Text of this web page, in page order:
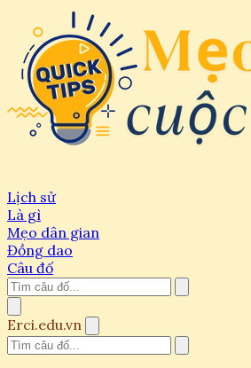
Lịch sử
Là gì
Mẹo dân gian
Đồng dao
Câu đố
Erci.edu.vn